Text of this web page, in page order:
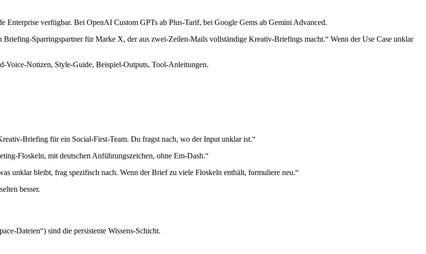
verfügbar. Bei OpenAI Custom GPTs ab Plus-Tarif, bei Google Gems ab Gemini Advanced.
Sparringspartner für Marke X, der aus zwei-Zeilen-Mails vollständige Kreativ-Briefings macht.“ Wenn der Use Case unklar
Voice-Notizen, Style-Guide, Beispiel-Outputs, Tool-Anleitungen.
Briefing für ein Social-First-Team. Du fragst nach, wo der Input unklar ist.“
Floskeln, mit deutschen Anführungszeichen, ohne Em-Dash.“
unklar bleibt, frag spezifisch nach. Wenn der Brief zu viele Floskeln enthält, formuliere neu.“
besser.
Dateien“) sind die persistente Wissens-Schicht.